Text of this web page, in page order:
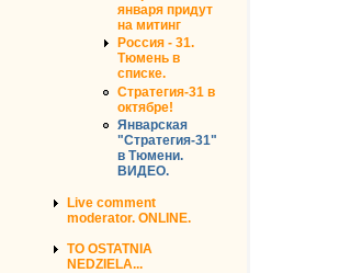
января придут
на митинг
Россия - 31.
Тюмень в
списке.
Стратегия-31 в
октябре!
Январская
"Стратегия-31"
в Тюмени.
ВИДЕО.
Live comment
moderator. ONLINE.
TO OSTATNIA
NEDZIELA...